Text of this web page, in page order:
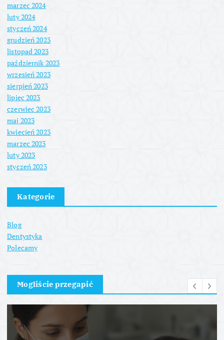
marzec 2024
luty 2024
styczeń 2024
grudzień 2023
listopad 2023
październik 2023
wrzesień 2023
sierpień 2023
lipiec 2023
czerwiec 2023
maj 2023
kwiecień 2023
marzec 2023
luty 2023
styczeń 2023
Kategorie
Blog
Dentystyka
Polecamy
Mogliście przegapić